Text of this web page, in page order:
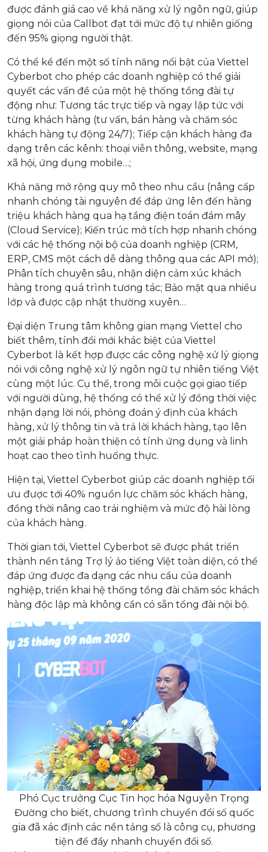
được đánh giá cao về khả năng xử lý ngôn ngữ, giúp
giọng nói của Callbot đạt tới mức độ tự nhiên giống
đến 95% giọng người thật.
Có thể kể đến một số tính năng nổi bật của Viettel
Cyberbot cho phép các doanh nghiệp có thể giải
quyết các vấn đề của một hệ thống tổng đài tự
động như: Tương tác trực tiếp và ngay lập tức với
từng khách hàng (tư vấn, bán hàng và chăm sóc
khách hàng tự động 24/7); Tiếp cận khách hàng đa
dạng trên các kênh: thoại viễn thông, website, mạng
xã hội, ứng dụng mobile…;
Khả năng mở rộng quy mô theo nhu cầu (nâng cấp
nhanh chóng tài nguyên để đáp ứng lên đến hàng
triệu khách hàng qua hạ tầng điện toán đám mây
(Cloud Service); Kiến trúc mở tích hợp nhanh chóng
với các hệ thống nội bộ của doanh nghiệp (CRM,
ERP, CMS một cách dễ dàng thông qua các API mở);
Phân tích chuyên sâu, nhận diện cảm xúc khách
hàng trong quá trình tương tác; Bảo mật qua nhiều
lớp và được cập nhật thường xuyên…
Đại diện Trung tâm không gian mạng Viettel cho
biết thêm, tính đổi mới khác biệt của Viettel
Cyberbot là kết hợp được các công nghệ xử lý giọng
nói với công nghệ xử lý ngôn ngữ tự nhiên tiếng Việt
cùng một lúc. Cụ thể, trong mỗi cuộc gọi giao tiếp
với người dùng, hệ thống có thể xử lý đồng thời việc
nhận dạng lời nói, phỏng đoán ý định của khách
hàng, xử lý thông tin và trả lời khách hàng, tạo lên
một giải pháp hoàn thiện có tính ứng dụng và linh
hoạt cao theo tình huống thực.
Hiện tại, Viettel Cyberbot giúp các doanh nghiệp tối
ưu được tới 40% nguồn lực chăm sóc khách hàng,
đồng thời nâng cao trải nghiệm và mức độ hài lòng
của khách hàng.
Thời gian tới, Viettel Cyberbot sẽ được phát triển
thành nền tảng Trợ lý ảo tiếng Việt toàn diện, có thể
đáp ứng được đa dạng các nhu cầu của doanh
nghiệp, triển khai hệ thống tổng đài chăm sóc khách
hàng độc lập mà không cần có sẵn tổng đài nội bộ.
Phó Cục trưởng Cục Tin học hóa Nguyễn Trọng
Đường cho biết, chương trình chuyển đổi số quốc
gia đã xác định các nền tảng số là công cụ, phương
tiện để đẩy nhanh chuyển đổi số.